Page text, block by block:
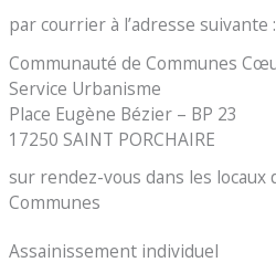
par courrier à l’adresse suivante :
Communauté de Communes
Service Urbanisme
Place Eugène Bézier – BP 23
17250 SAINT PORCHAIRE
sur rendez-vous dans les locaux
Communes
Assainissement individuel